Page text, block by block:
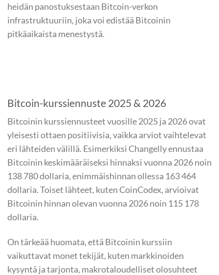
heidän panostuksestaan Bitcoin-verkon
infrastruktuuriin, joka voi edistää Bitcoinin
pitkäaikaista menestystä.
Bitcoin-kurssiennuste 2025 & 2026
Bitcoinin kurssiennusteet vuosille 2025 ja 2026 ovat
yleisesti ottaen positiivisia, vaikka arviot vaihtelevat
eri lähteiden välillä. Esimerkiksi Changelly ennustaa
Bitcoinin keskimääräiseksi hinnaksi vuonna 2026 noin
138 780 dollaria, enimmäishinnan ollessa 163 464
dollaria. Toiset lähteet, kuten CoinCodex, arvioivat
Bitcoinin hinnan olevan vuonna 2026 noin 115 178
dollaria.
On tärkeää huomata, että Bitcoinin kurssiin
vaikuttavat monet tekijät, kuten markkinoiden
kysyntä ja tarjonta, makrotaloudelliset olosuhteet